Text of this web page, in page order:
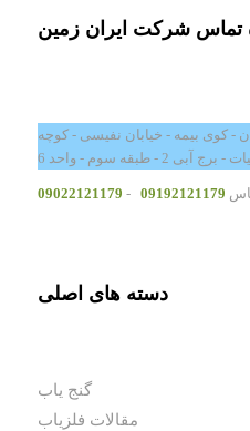
تماس شرکت ایران زمین
- کوی بیمه - خیابان نفیسی - کوچه
- برج آبی 2 - طبقه سوم - واحد 6
09192121179
-
09022121179
دسته های اصلی
گنج یاب
مقالات فلزیاب